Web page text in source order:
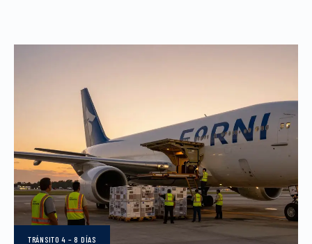
TRÁNSITO4 – 8 DÍAS